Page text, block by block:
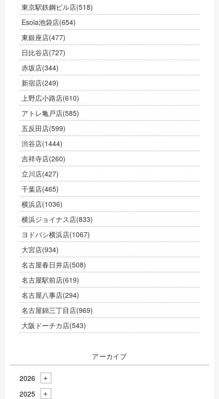
東京駅鉄鋼ビル店(518)
Esola池袋店(654)
東銀座店(477)
日比谷店(727)
赤坂店(344)
新宿店(249)
上野広小路店(610)
アトレ亀戸店(585)
五反田店(599)
渋谷店(1444)
吉祥寺店(260)
立川店(427)
千葉店(465)
横浜店(1036)
横浜ジョイナス店(833)
ヨドバシ横浜店(1067)
大宮店(934)
名古屋春日井店(508)
名古屋駅前店(619)
名古屋八事店(294)
名古屋錦三丁目店(969)
大阪ドーチカ店(543)
アーカイブ
2026
2025